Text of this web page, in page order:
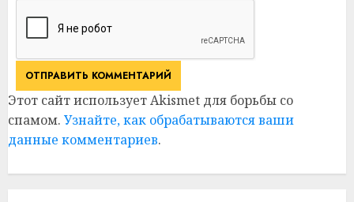
Этот сайт использует Akismet для борьбы со
спамом. Узнайте, как обрабатываются ваши
данные комментариев.